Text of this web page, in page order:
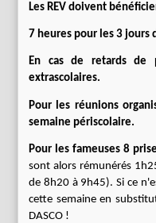
Les REV doivent
7 heures pour les 3 jours
En cas de retards de
extrascolaires.
Pour les réunions
semaine périscolaire.
Pour les fameuses 8
sont alors rémunérés
de 8h20 à 9h45). Si ce
cette semaine en
DASCO !